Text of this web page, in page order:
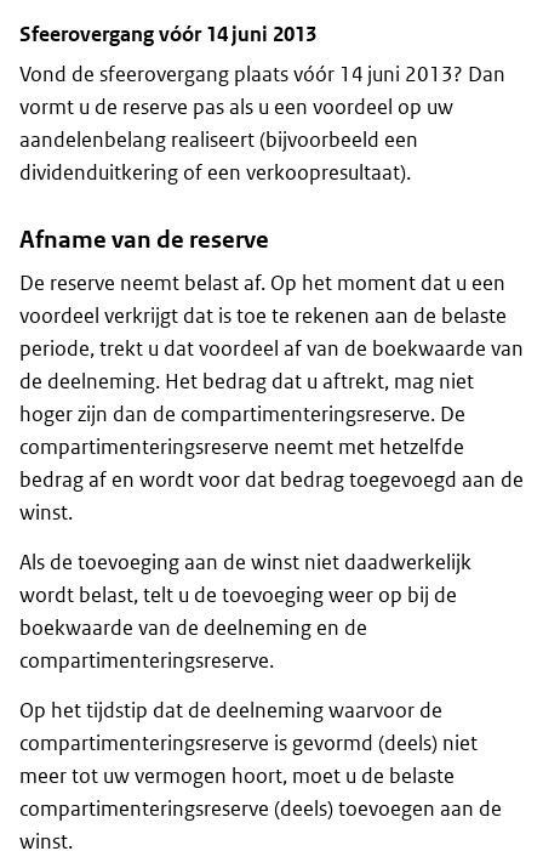
Sfeerovergang vóór 14 juni 2013
Vond de sfeerovergang plaats vóór 14 juni 2013? Dan
vormt u de reserve pas als u een voordeel op uw
aandelenbelang realiseert (bijvoorbeeld een
dividenduitkering of een verkoopresultaat).
Afname van de reserve
De reserve neemt belast af. Op het moment dat u een
voordeel verkrijgt dat is toe te rekenen aan de belaste
periode, trekt u dat voordeel af van de boekwaarde van
de deelneming. Het bedrag dat u aftrekt, mag niet
hoger zijn dan de compartimenteringsreserve. De
compartimenteringsreserve neemt met hetzelfde
bedrag af en wordt voor dat bedrag toegevoegd aan de
winst.
Als de toevoeging aan de winst niet daadwerkelijk
wordt belast, telt u de toevoeging weer op bij de
boekwaarde van de deelneming en de
compartimenteringsreserve.
Op het tijdstip dat de deelneming waarvoor de
compartimenteringsreserve is gevormd (deels) niet
meer tot uw vermogen hoort, moet u de belaste
compartimenteringsreserve (deels) toevoegen aan de
winst.